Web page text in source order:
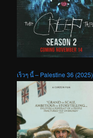
เร็วๆ นี้ – Palestine 36 (2025)